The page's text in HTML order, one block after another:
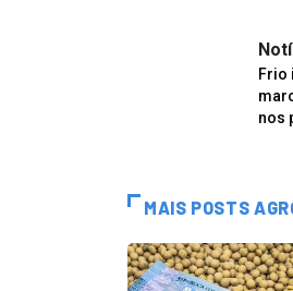
Frio
nos
MAIS POSTS